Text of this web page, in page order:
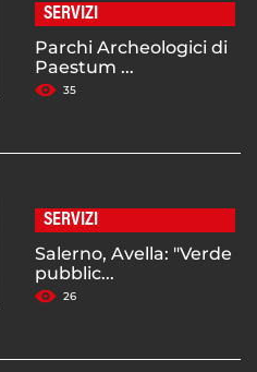
SERVIZI
Parchi Archeologici di
Paestum ...
35
SERVIZI
Salerno, Avella: "Verde
pubblic...
26